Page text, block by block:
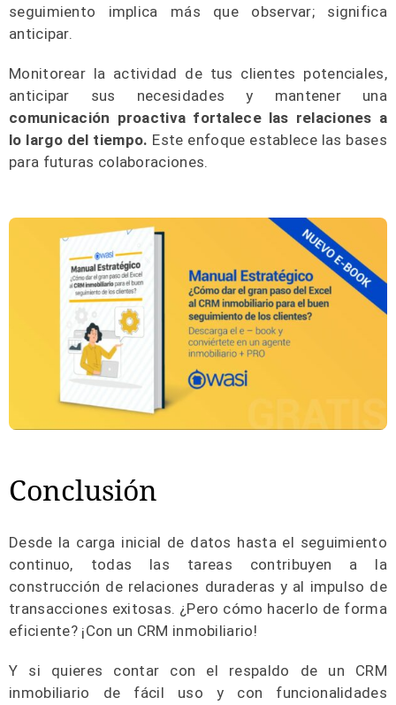
seguimiento implica más que observar; significa
anticipar.
Monitorear la actividad de tus clientes potenciales,
anticipar sus necesidades y mantener una
comunicación proactiva fortalece las relaciones a
lo largo del tiempo. Este enfoque establece las bases
para futuras colaboraciones.
Conclusión
Desde la carga inicial de datos hasta el seguimiento
continuo, todas las tareas contribuyen a la
construcción de relaciones duraderas y al impulso de
transacciones exitosas. ¿Pero cómo hacerlo de forma
eficiente? ¡Con un CRM inmobiliario!
Y si quieres contar con el respaldo de un CRM
inmobiliario de fácil uso y con funcionalidades